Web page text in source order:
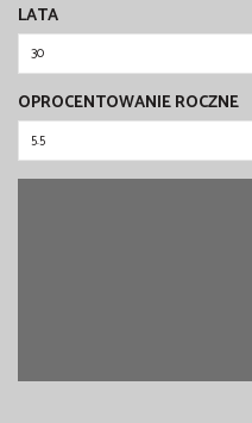
LATA
OPROCENTOWANIE ROCZNE